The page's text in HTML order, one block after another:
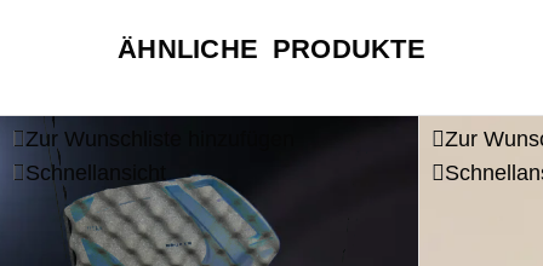
ÄHNLICHE PRODUKTE
Zur Wunschliste hinzufügen
Schnellansicht
Zur